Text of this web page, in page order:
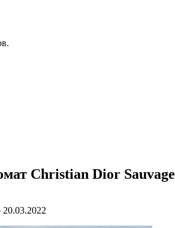
Christian Dior Sauvage
20.03.2022